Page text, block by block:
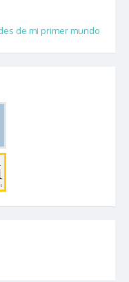
de mi primer mundo